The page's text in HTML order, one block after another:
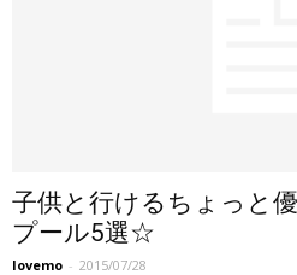
子供と行けるちょっと
プール5選☆
lovemo - 2015/07/28